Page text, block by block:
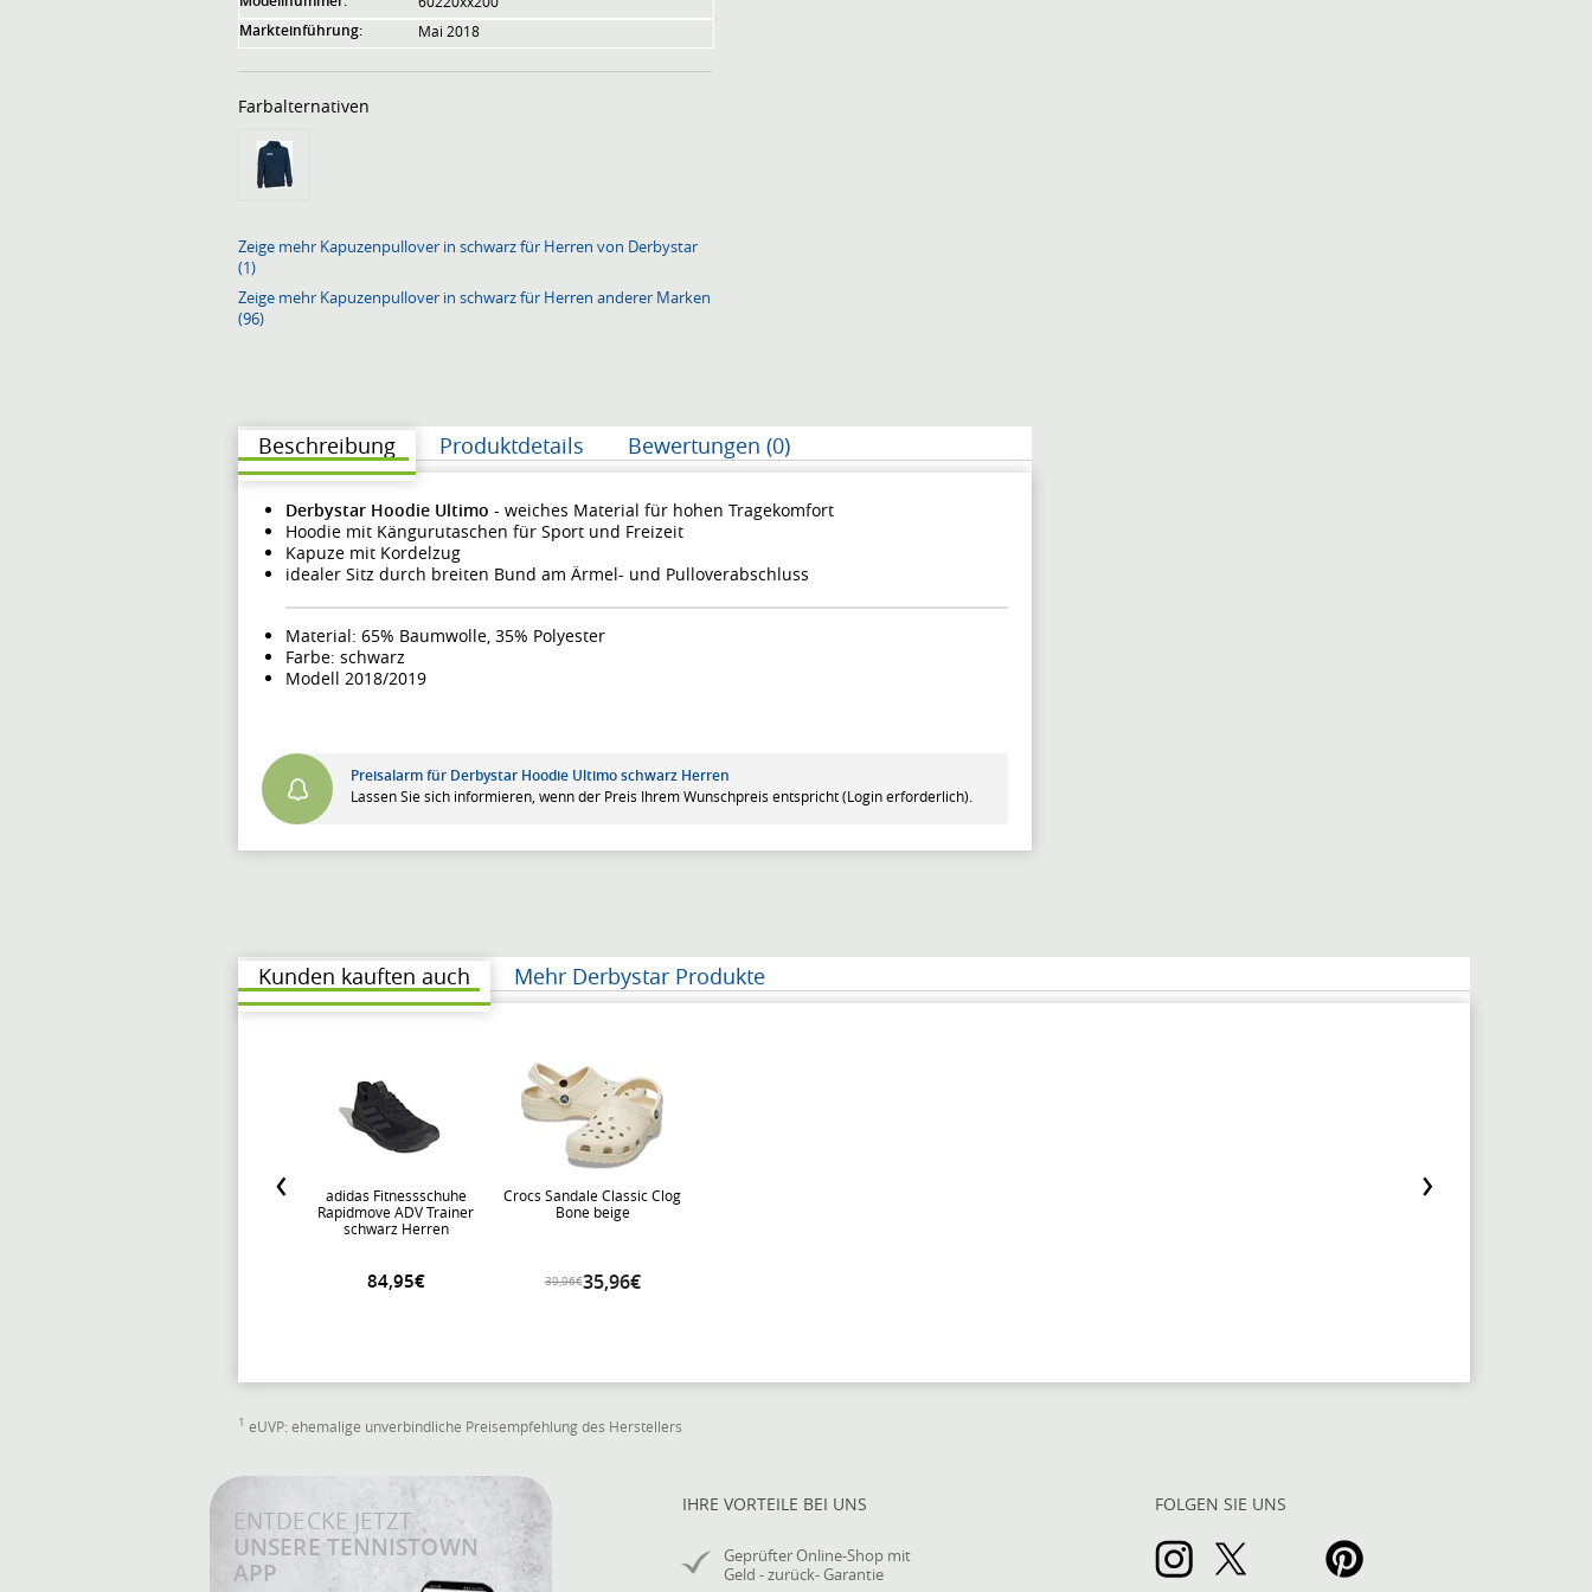
Markteinführung: Mai 2018
Farbalternativen
Zeige mehr Kapuzenpullover in schwarz für Herren von Derbystar
(1)
Zeige mehr Kapuzenpullover in schwarz für Herren anderer Marken
(96)
Beschreibung Produktdetails Bewertungen (0)
Derbystar Hoodie Ultimo - weiches Material für hohen Tragekomfort
Hoodie mit Kängurutaschen für Sport und Freizeit
Kapuze mit Kordelzug
idealer Sitz durch breiten Bund am Ärmel- und Pulloverabschluss
Material: 65% Baumwolle, 35% Polyester
Farbe: schwarz
Modell 2018/2019
Preisalarm für Derbystar Hoodie Ultimo schwarz Herren
Lassen Sie sich informieren, wenn der Preis Ihrem Wunschpreis entspricht (Login erforderlich).
Kunden kauften auch Mehr Derbystar Produkte
adidas Fitnessschuhe
Rapidmove ADV Trainer
schwarz Herren
84,95€
Crocs Sandale Classic Clog
Bone beige
39,96€35,96€
1 eUVP: ehemalige unverbindliche Preisempfehlung des Herstellers
ENTDECKE JETZT
UNSERE TENNISTOWN
APP
IHRE VORTEILE BEI UNS
Geprüfter Online-Shop mit
Geld - zurück- Garantie
FOLGEN SIE UNS